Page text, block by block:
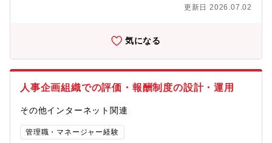
インフラを、つくっていくカンパニー。」をミッションとして掲
ビスや新たなプラットフォームサービスを企画し、プラットフォ
集背景】今回は、ＣＣＣ社の中のデータベースマーケティング事
★「CCCMKホールディングス株式会社」へ在籍出向★マーケティ
https://www.cccmkhd.co.jp/【職務内容】担当事業のリーガルチ
ェックや契約書締結に向けたアドバイジング等をお任せします。
ゆくゆくはCCCが運営する新規事業や組織再編(M&A含む)を広く
更新日 2026.07.02
気になる
人事企画組織での評価・報酬制度の設計・運用
その他インターネット関連
管理職・マネージャー経験